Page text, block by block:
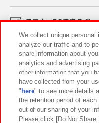
スマホ・PCであそぶ
イベント・キャンペーン
関連会社 サステ
プライバシーポリシー
We collect unique
analyze our traffic and to
share information about
analytics and advertising
other information that you
have collected from your
" here" to see more details
the retention period of
out of our sharing of your
Please click [Do Not